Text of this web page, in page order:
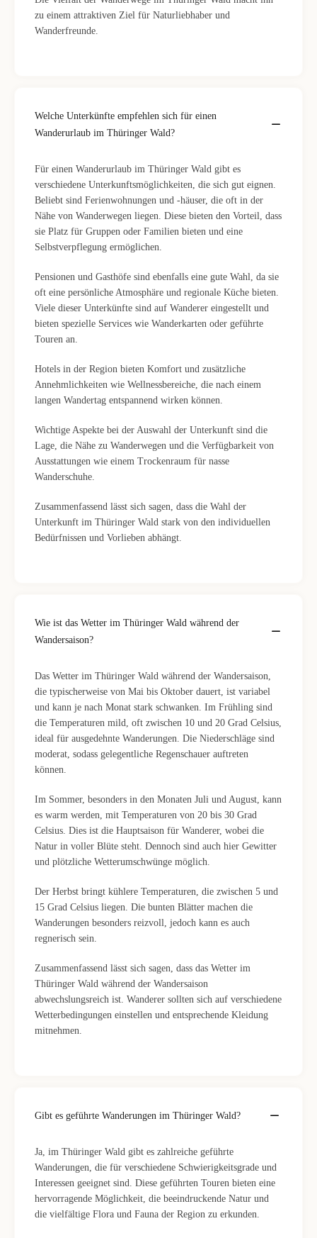
zu einem attraktiven Ziel für Naturliebhaber und
Wanderfreunde.
Welche Unterkünfte empfehlen sich für einen
Wanderurlaub im Thüringer Wald?
Für einen Wanderurlaub im Thüringer Wald gibt es
verschiedene Unterkunftsmöglichkeiten, die sich gut eignen.
Beliebt sind Ferienwohnungen und -häuser, die oft in der
Nähe von Wanderwegen liegen. Diese bieten den Vorteil, dass
sie Platz für Gruppen oder Familien bieten und eine
Selbstverpflegung ermöglichen.
Pensionen und Gasthöfe sind ebenfalls eine gute Wahl, da sie
oft eine persönliche Atmosphäre und regionale Küche bieten.
Viele dieser Unterkünfte sind auf Wanderer eingestellt und
bieten spezielle Services wie Wanderkarten oder geführte
Touren an.
Hotels in der Region bieten Komfort und zusätzliche
Annehmlichkeiten wie Wellnessbereiche, die nach einem
langen Wandertag entspannend wirken können.
Wichtige Aspekte bei der Auswahl der Unterkunft sind die
Lage, die Nähe zu Wanderwegen und die Verfügbarkeit von
Ausstattungen wie einem Trockenraum für nasse
Wanderschuhe.
Zusammenfassend lässt sich sagen, dass die Wahl der
Unterkunft im Thüringer Wald stark von den individuellen
Bedürfnissen und Vorlieben abhängt.
Wie ist das Wetter im Thüringer Wald während der
Wandersaison?
Das Wetter im Thüringer Wald während der Wandersaison,
die typischerweise von Mai bis Oktober dauert, ist variabel
und kann je nach Monat stark schwanken. Im Frühling sind
die Temperaturen mild, oft zwischen 10 und 20 Grad Celsius,
ideal für ausgedehnte Wanderungen. Die Niederschläge sind
moderat, sodass gelegentliche Regenschauer auftreten
können.
Im Sommer, besonders in den Monaten Juli und August, kann
es warm werden, mit Temperaturen von 20 bis 30 Grad
Celsius. Dies ist die Hauptsaison für Wanderer, wobei die
Natur in voller Blüte steht. Dennoch sind auch hier Gewitter
und plötzliche Wetterumschwünge möglich.
Der Herbst bringt kühlere Temperaturen, die zwischen 5 und
15 Grad Celsius liegen. Die bunten Blätter machen die
Wanderungen besonders reizvoll, jedoch kann es auch
regnerisch sein.
Zusammenfassend lässt sich sagen, dass das Wetter im
Thüringer Wald während der Wandersaison
abwechslungsreich ist. Wanderer sollten sich auf verschiedene
Wetterbedingungen einstellen und entsprechende Kleidung
mitnehmen.
Gibt es geführte Wanderungen im Thüringer Wald?
Ja, im Thüringer Wald gibt es zahlreiche geführte
Wanderungen, die für verschiedene Schwierigkeitsgrade und
Interessen geeignet sind. Diese geführten Touren bieten eine
hervorragende Möglichkeit, die beeindruckende Natur und
die vielfältige Flora und Fauna der Region zu erkunden.